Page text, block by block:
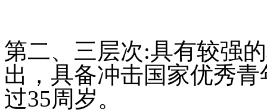
第二、三层次:具有较强
出，具备冲击国家优秀
过35周岁。